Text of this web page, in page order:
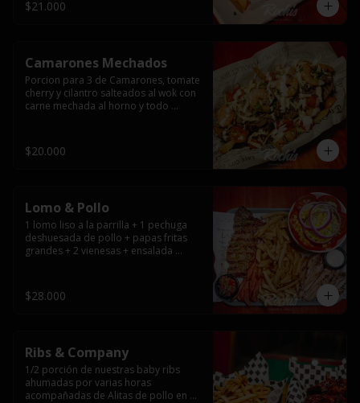
$21.000
Camarones Mechados
Porcion para 3 de Camarones, tomate
cherry y cilantro salteados al wok con
carne mechada al horno y todo
casera.
$20.000
Lomo & Pollo
1 lomo liso a la parrilla + 1 pechuga
deshuesada de pollo + papas fritas
grandes + 2 vienesas + ensalada
$28.000
Ribs & Company
1/2 porción de nuestras baby ribs
ahumadas por varias horas
acompañadas de Alitas de pollo en